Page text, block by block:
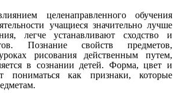
обучения
учащиеся значительно лучше
легче устанавливают сходство и
Познание свойств предметов,
рисования действенным путем,
в сознании детей. Форма, цвет и
пониматься как признаки, которые